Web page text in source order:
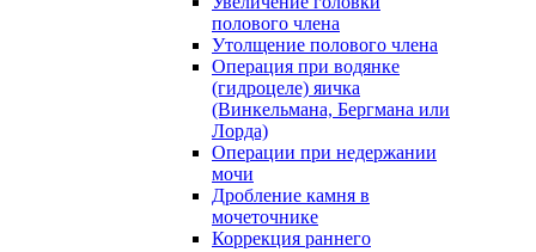
полового члена
Утолщение полового члена
Операция при водянке
(гидроцеле) яичка
(Винкельмана, Бергмана или
Лорда)
Операции при недержании
мочи
Дробление камня в
мочеточнике
Коррекция раннего